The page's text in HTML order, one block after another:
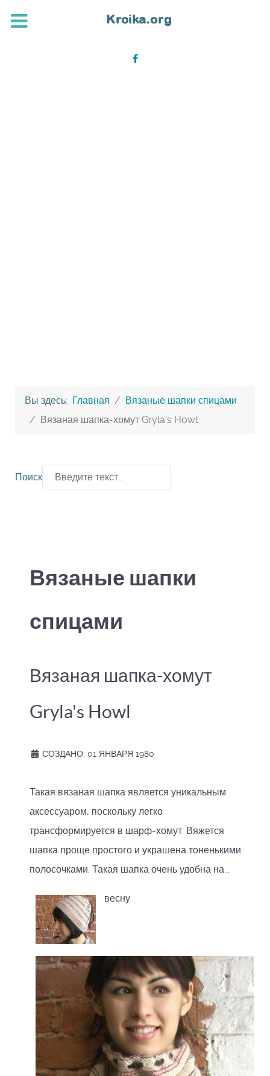
Вы здесь: Главная
Вязаные шапки спицами
Вязаная шапка-хомут Gryla's Howl
Поиск
Вязаные шапки
спицами
Вязаная шапка-хомут
Gryla's Howl
СОЗДАНО: 01 ЯНВАРЯ 1980
Такая вязаная шапка является уникальным
аксессуаром, поскольку легко
трансформируется в шарф-хомут. Вяжется
шапка проще простого и украшена тоненькими
полосочками. Такая шапка очень удобна на...
весну.